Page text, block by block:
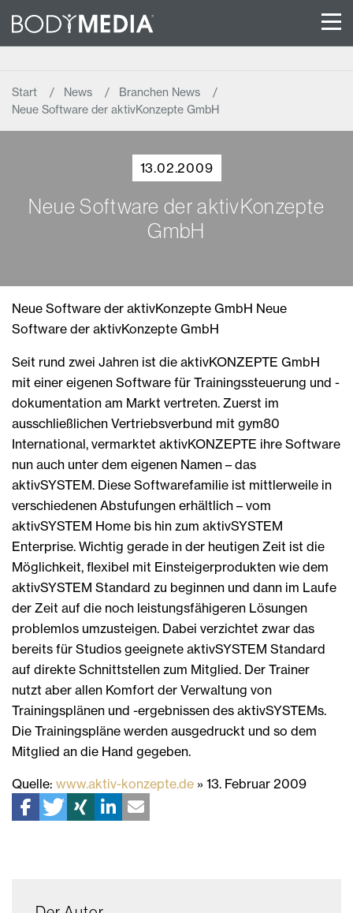
Start News
Branchen News
Neue Software der aktivKonzepte GmbH
13.02.2009
Neue Software der aktivKonzepte
GmbH
Neue Software der aktivKonzepte GmbH Neue
Software der aktivKonzepte GmbH
Seit rund zwei Jahren ist die aktivKONZEPTE GmbH
mit einer eigenen Software für Trainingssteuerung und -
dokumentation am Markt vertreten. Zuerst im
ausschließlichen Vertriebsverbund mit gym80
International, vermarktet aktivKONZEPTE ihre Software
nun auch unter dem eigenen Namen – das
aktivSYSTEM. Diese Softwarefamilie ist mittlerweile in
verschiedenen Abstufungen erhältlich – vom
aktivSYSTEM Home bis hin zum aktivSYSTEM
Enterprise. Wichtig gerade in der heutigen Zeit ist die
Möglichkeit, flexibel mit Einsteigerprodukten wie dem
aktivSYSTEM Standard zu beginnen und dann im Laufe
der Zeit auf die noch leistungsfähigeren Lösungen
problemlos umzusteigen. Dabei verzichtet zwar das
bereits für Studios geeignete aktivSYSTEM Standard
auf direkte Schnittstellen zum Mitglied. Der Trainer
nutzt aber allen Komfort der Verwaltung von
Trainingsplänen und -ergebnissen des aktivSYSTEMs.
Die Trainingspläne werden ausgedruckt und so dem
Mitglied an die Hand gegeben.
Quelle: www.aktiv-konzepte.de » 13. Februar 2009